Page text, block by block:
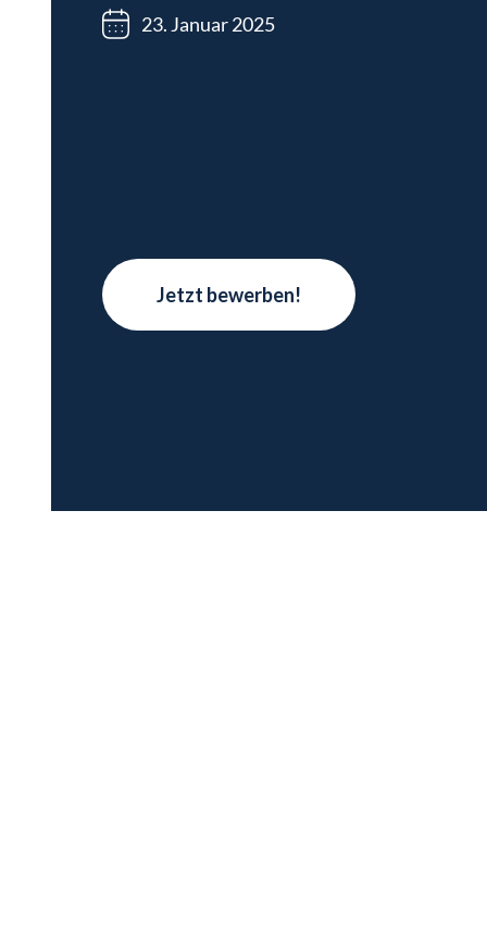
23. Januar 2025
Jetzt bewerben!